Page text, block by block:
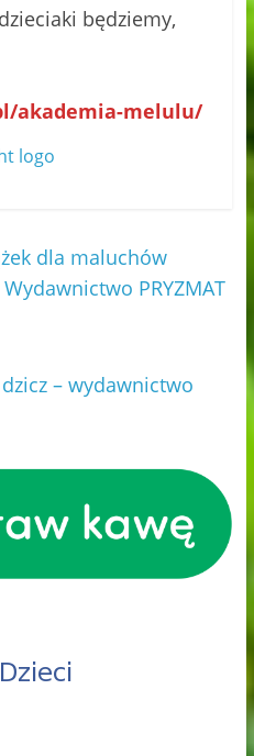
będziemy,
akademia-melulu/
dla maluchów
Wydawnictwo PRYZMAT
– wydawnictwo